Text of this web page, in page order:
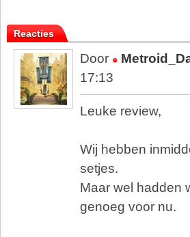
Reacties
Door
17:13
Leuke review,
Wij hebben
setjes.
Maar wel hadden
genoeg voor nu.